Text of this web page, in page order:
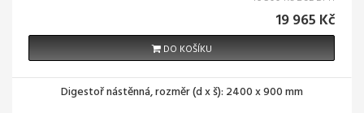
19 965 Kč
DO KOŠÍKU
Digestoř nástěnná, rozměr (d x š): 2400 x 900 mm